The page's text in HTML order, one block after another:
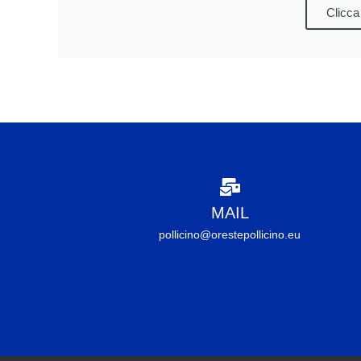
MAIL
pollicino@orestepollicino.eu